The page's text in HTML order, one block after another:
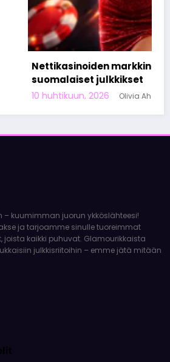
markkinoinnista tunnetut
Olivia Aho
– kuumimman juorun ykköslähteesi!
ja tarjoamme sinulle tuoreimmat
joista kaikki puhuvat. Glamourikkaista
julkkisriitoihin – emme jätä mitään